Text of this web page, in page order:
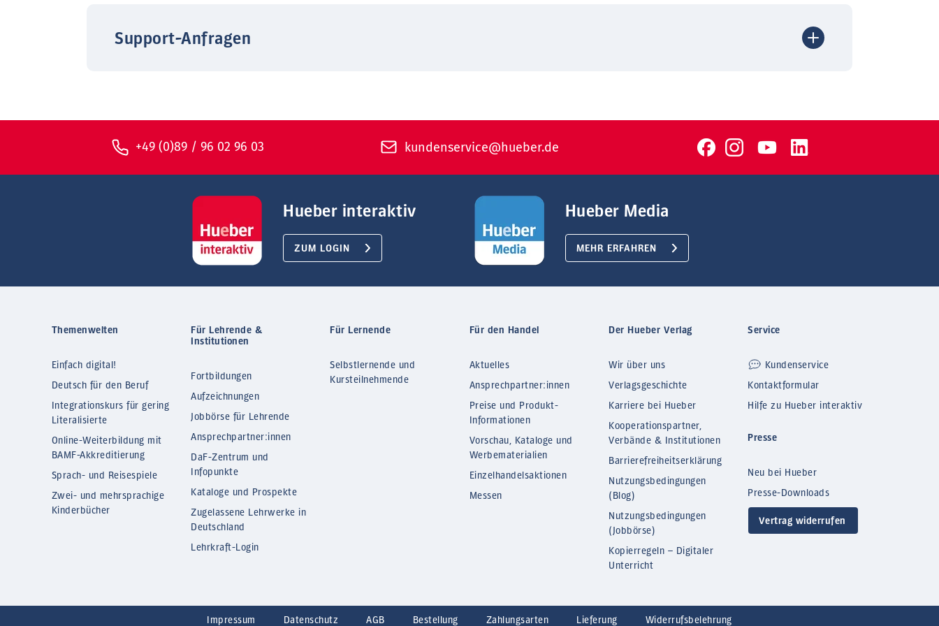
Support-Anfragen
+49 (0)89 / 96 02 96 03 kundenservice@hueber.de
Hueber interaktiv
ZUM LOGIN
Hueber Media
MEHR ERFAHREN
Themenwelten
Einfach digital!
Deutsch für den Beruf
Integrationskurs für gering
Literalisierte
Online-Weiterbildung mit
BAMF-Akkreditierung
Sprach- und Reisespiele
Zwei- und mehrsprachige
Kinderbücher
Für Lehrende &
Institutionen
Fortbildungen
Aufzeichnungen
Jobbörse für Lehrende
Ansprechpartner:innen
DaF-Zentrum und
Infopunkte
Kataloge und Prospekte
Zugelassene Lehrwerke in
Deutschland
Lehrkraft-Login
Für Lernende
Selbstlernende und
Kursteilnehmende
Für den Handel
Aktuelles
Ansprechpartner:innen
Preise und Produkt-
Informationen
Vorschau, Kataloge und
Werbematerialien
Einzelhandelsaktionen
Messen
Der Hueber Verlag
Wir über uns
Verlagsgeschichte
Karriere bei Hueber
Kooperationspartner,
Verbände & Institutionen
Barrierefreiheitserklärung
Nutzungsbedingungen
(Blog)
Nutzungsbedingungen
(Jobbörse)
Kopierregeln – Digitaler
Unterricht
Service
Kundenservice
Kontaktformular
Hilfe zu Hueber interaktiv
Presse
Neu bei Hueber
Presse-Downloads
Vertrag widerrufen
Impressum Datenschutz AGB Bestellung Zahlungsarten Lieferung Widerrufsbelehrung